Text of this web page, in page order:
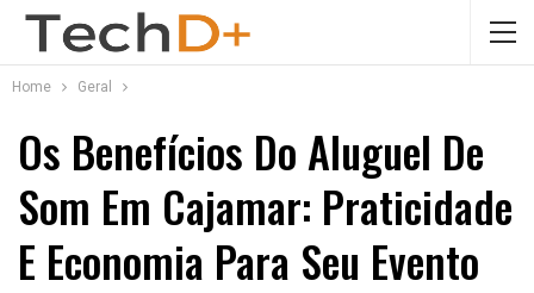
Home Geral
Os Benefícios Do Aluguel De
Som Em Cajamar: Praticidade
E Economia Para Seu Evento